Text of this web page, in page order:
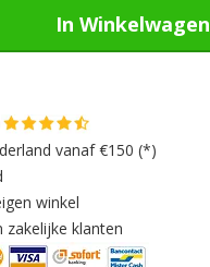
In Winkelwagen
vanaf €150 (*)
winkel
zakelijke klanten